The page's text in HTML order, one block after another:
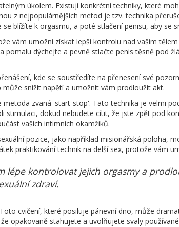
úkolem. Existují konkrétní techniky, které
z nejpopulárnějších metod je tzv. technika
blížíte k orgasmu, a poté stlačení penisu, aby se
vám umožní získat lepší kontrolu nad vaším
pomalu dýchejte a pevně stlačte penis těsně pod
kde se soustředíte na přenesení své
snížit napětí a umožnit vám prodloužit akt.
zvaná 'start-stop'. Tato technika je velmi
stimulaci, dokud nebudete cítit, že jste zpět pod
vašich intimních okamžiků.
pozice, jako například misionářská poloha,
praktikování technik na delší sex, protože vám
lépe kontrolovat jejich orgasmy a
zdraví.
cvičení, které posiluje pánevní dno, může
opakovaně stahujete a uvolňujete svaly